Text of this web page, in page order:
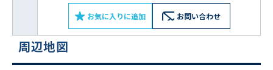
お気に入りに追加 お問い合わせ
周辺地図